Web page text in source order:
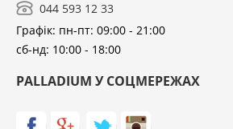
044 593 12 33
Графік: пн-пт: 09:00 - 21:00
сб-нд: 10:00 - 18:00
PALLADIUM У СОЦМЕРЕЖАХ